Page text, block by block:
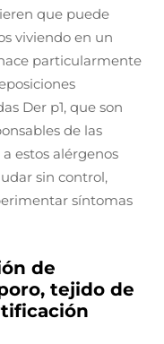
que puede
viviendo en un
particularmente
Der p1, que son
de las
estos alérgenos
sin control,
síntomas
de
tejido de